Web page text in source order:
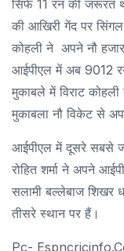
सिर्फ 11 रन की जरूरत
की आखिरी गेंद पर सिंगल
कोहली ने अपने नौ
आईपीएल में अब 9012
मुकाबले में विराट
मुकाबला नौ विकेट से
आईपीएल में दूसरे सबसे
रोहित शर्मा ने अपने
सलामी बल्लेबाज शिखर
तीसरे स्थान पर हैं।
Pc-